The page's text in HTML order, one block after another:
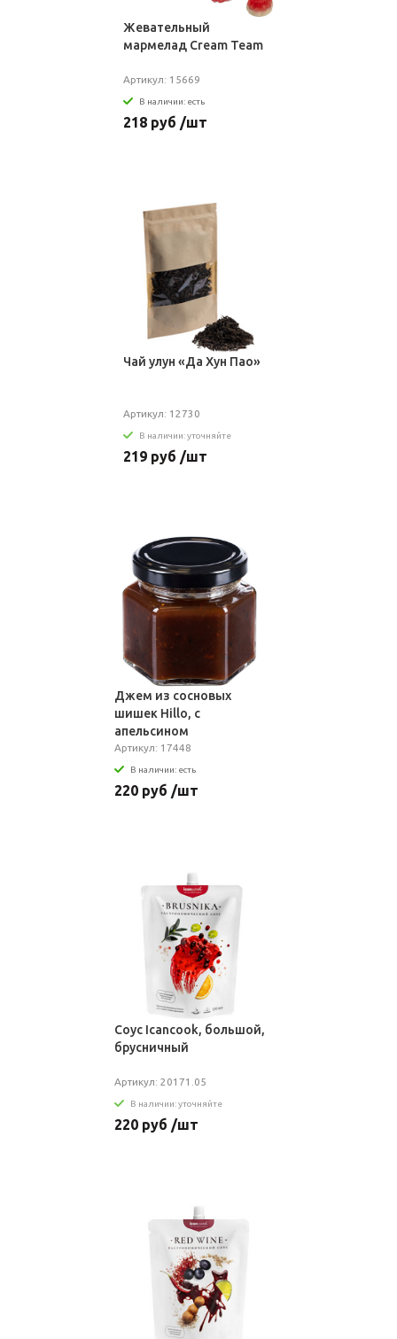
Жевательный
мармелад Cream Team
Артикул: 15669
В наличии: есть
218 руб /шт
Чай улун «Да Хун Пао»
Артикул: 12730
В наличии: уточняйте
219 руб /шт
Джем из сосновых
шишек Hillo, с
апельсином
Артикул: 17448
В наличии: есть
220 руб /шт
Соус Icancook, большой,
брусничный
Артикул: 20171.05
В наличии: уточняйте
220 руб /шт